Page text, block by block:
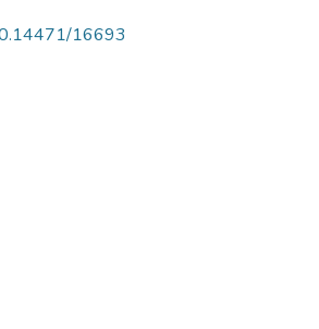
16693